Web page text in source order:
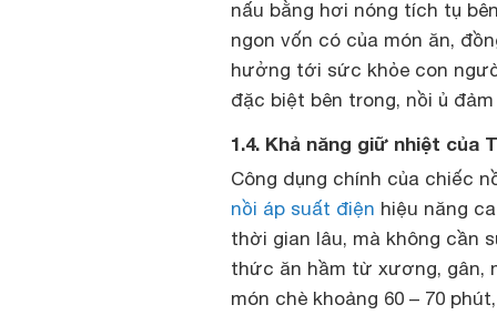
nấu bằng hơi nóng tích tụ
ngon vốn có của món ăn,
hưởng tới sức khỏe con
đặc biệt bên trong, nồi ủ
1.4. Khả năng giữ nhiệt của
Công dụng chính của chiếc
nồi áp suất điện hiệu năng
thời gian lâu, mà không cần
thức ăn hầm từ xương, gân,
món chè khoảng 60 – 70